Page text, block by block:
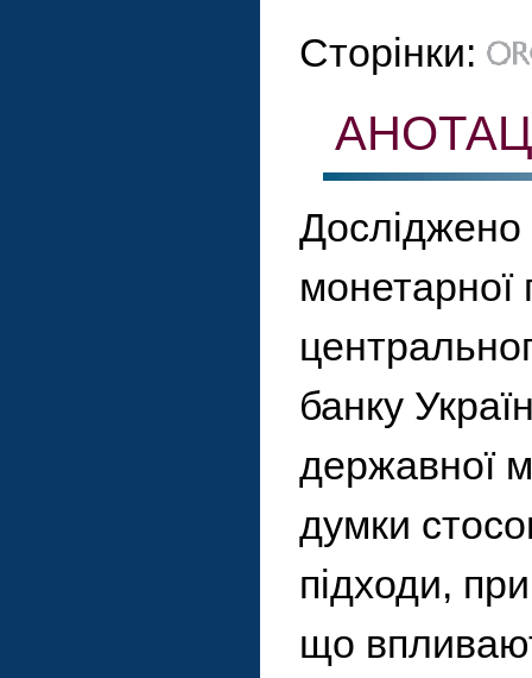
Сторінки:
Досліджено
монетарної
банку
державної
думки
підходи,
що